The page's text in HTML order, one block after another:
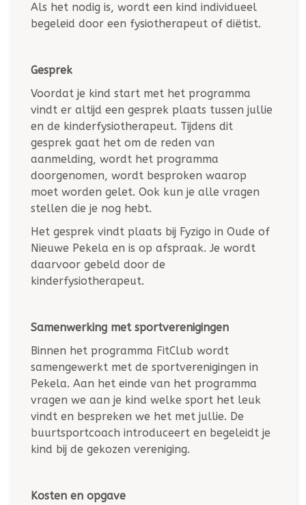
Als het nodig is, wordt een kind individueel
begeleid door een fysiotherapeut of diëtist.
Gesprek
Voordat je kind start met het programma
vindt er altijd een gesprek plaats tussen jullie
en de kinderfysiotherapeut. Tijdens dit
gesprek gaat het om de reden van
aanmelding, wordt het programma
doorgenomen, wordt besproken waarop
moet worden gelet. Ook kun je alle vragen
stellen die je nog hebt.
Het gesprek vindt plaats bij Fyzigo in Oude of
Nieuwe Pekela en is op afspraak. Je wordt
daarvoor gebeld door de
kinderfysiotherapeut.
Samenwerking met sportverenigingen
Binnen het programma FitClub wordt
samengewerkt met de sportverenigingen in
Pekela. Aan het einde van het programma
vragen we aan je kind welke sport het leuk
vindt en bespreken we het met jullie. De
buurtsportcoach introduceert en begeleidt je
kind bij de gekozen vereniging.
Kosten en opgave